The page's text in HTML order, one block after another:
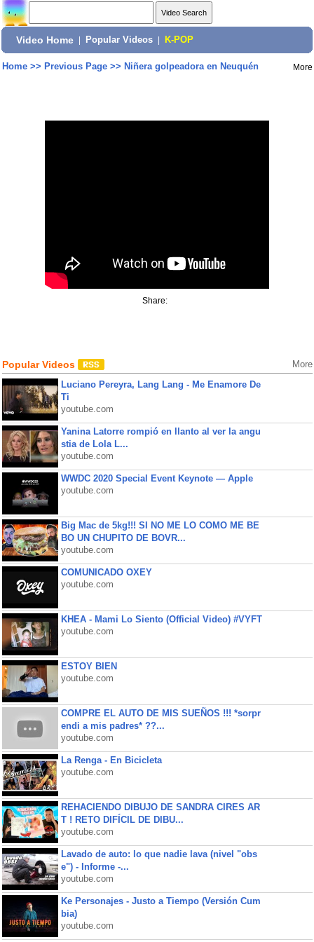
Video Home Popular Videos K-POP
Home>> Previous Page>> Niñera golpeadora en Neuquén More
Share:
Popular Videos More
Luciano Pereyra, Lang Lang - Me Enamore De
Ti
youtube.com
Yanina Latorre rompió en llanto al ver la angu
stia de Lola L...
youtube.com
WWDC 2020 Special Event Keynote — Apple
youtube.com
Big Mac de 5kg!!! SI NO ME LO COMO ME BE
BO UN CHUPITO DE BOVR...
youtube.com
COMUNICADO OXEY
youtube.com
KHEA - Mami Lo Siento (Official Video) #VYFT
youtube.com
ESTOY BIEN
youtube.com
COMPRE EL AUTO DE MIS SUEÑOS !!! *sorpr
endi a mis padres* ??...
youtube.com
La Renga - En Bicicleta
youtube.com
REHACIENDO DIBUJO DE SANDRA CIRES AR
T ! RETO DIFÍCIL DE DIBU...
youtube.com
Lavado de auto: lo que nadie lava (nivel "obs
e") - Informe -...
youtube.com
Ke Personajes - Justo a Tiempo (Versión Cum
bia)
youtube.com